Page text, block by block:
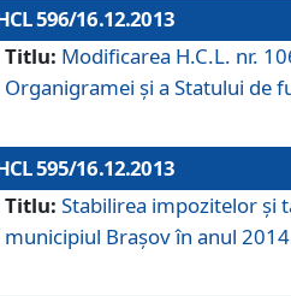
596/16.12.2013
Titlu: Modificarea H.C.L. nr.
Organigramei şi a Statului de
595/16.12.2013
Titlu: Stabilirea impozitelor şi
municipiul Braşov în anul